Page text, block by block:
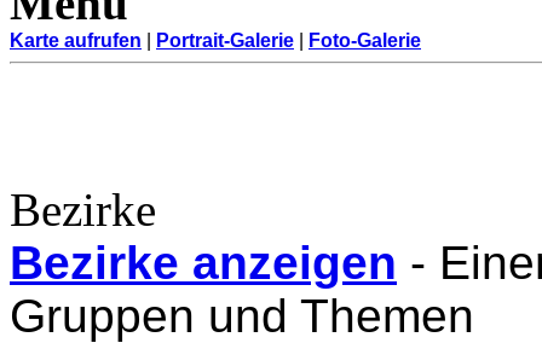
Karte aufrufen Portrait-Galerie Foto-Galerie
Bezirke
Bezirke anzeigen -
Gruppen und Themen